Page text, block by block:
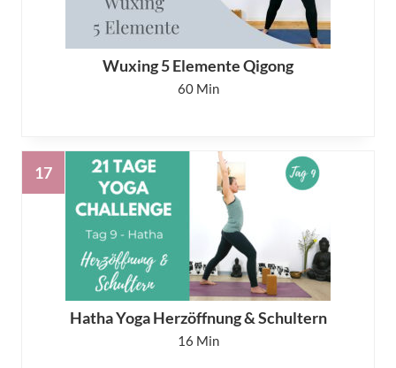
Wuxing 5 Elemente Qigong
60
Hatha Yoga Herzöffnung & Schultern
16